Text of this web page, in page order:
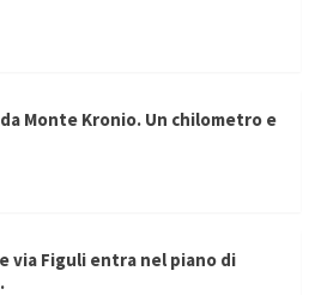
Monte Kronio. Un chilometro e
via Figuli entra nel piano di